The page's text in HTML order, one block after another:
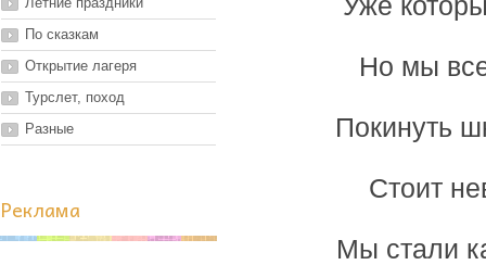
По сказкам
Открытие лагеря
Турслет, поход
Разные
Реклама
Уже
Но мы
Покинуть
Стоит
Мы стали